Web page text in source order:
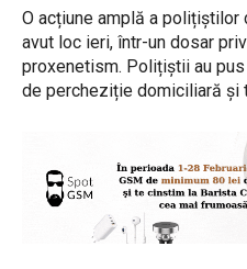
O acțiune amplă a
avut loc ieri, într-un dosar
proxenetism. Polițiștii au
de percheziție domiciliară și